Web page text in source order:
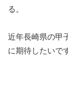
る。
近年長崎県の甲
に期待したいで